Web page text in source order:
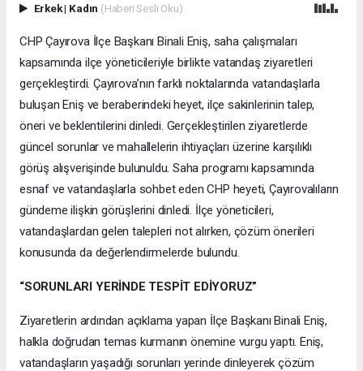
Erkek| Kadın (Haberi Sesli Oku)
CHP Çayırova İlçe Başkanı Binali Eniş, saha çalışmaları
kapsamında ilçe yöneticileriyle birlikte vatandaş ziyaretleri
gerçekleştirdi. Çayırova’nın farklı noktalarında vatandaşlarla
buluşan Eniş ve beraberindeki heyet, ilçe sakinlerinin talep,
öneri ve beklentilerini dinledi. Gerçekleştirilen ziyaretlerde
güncel sorunlar ve mahallelerin ihtiyaçları üzerine karşılıklı
görüş alışverişinde bulunuldu. Saha programı kapsamında
esnaf ve vatandaşlarla sohbet eden CHP heyeti, Çayırovalıların
gündeme ilişkin görüşlerini dinledi. İlçe yöneticileri,
vatandaşlardan gelen talepleri not alırken, çözüm önerileri
konusunda da değerlendirmelerde bulundu.
“SORUNLARI YERİNDE TESPİT EDİYORUZ”
Ziyaretlerin ardından açıklama yapan İlçe Başkanı Binali Eniş,
halkla doğrudan temas kurmanın önemine vurgu yaptı. Eniş,
vatandaşların yaşadığı sorunları yerinde dinleyerek çözüm